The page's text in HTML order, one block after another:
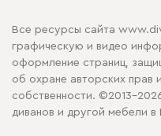
Все ресурсы сайта
графическую и видео
оформление страниц,
об охране авторских прав
собственности. ©2013-
диванов и другой мебели